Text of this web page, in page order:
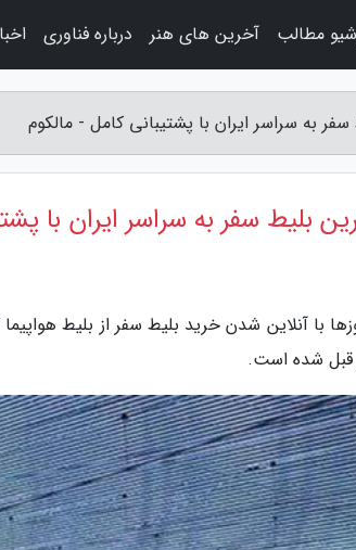
به سراسر ایران با پشتیبانی کامل - مالکوم
بلیط سفر به سراسر ایران با
با آنلاین شدن خرید بلیط سفر از بلیط
قبل شده است.
مطالب آخرین های هنر درباره فناوری